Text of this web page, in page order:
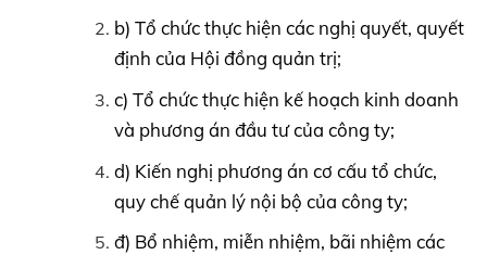
b) Tổ chức thực hiện các nghị quyết, quyết
định của Hội đồng quản trị;
c) Tổ chức thực hiện kế hoạch kinh doanh
và phương án đầu tư của công ty;
d) Kiến nghị phương án cơ cấu tổ chức,
quy chế quản lý nội bộ của công ty;
đ) Bổ nhiệm, miễn nhiệm, bãi nhiệm các